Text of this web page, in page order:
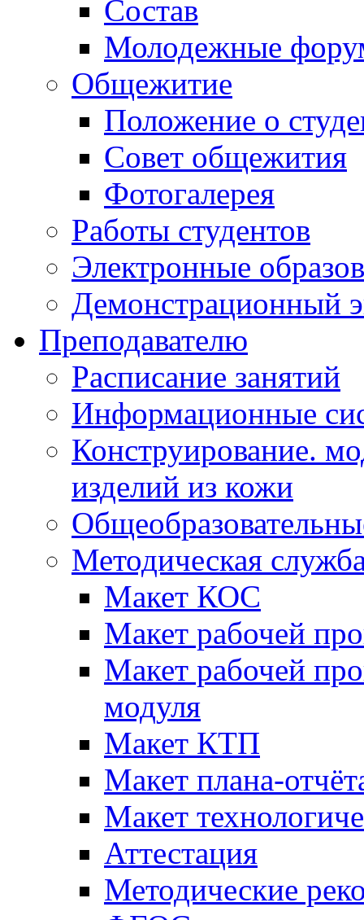
Состав
Молодежные
Общежитие
Положение о
Совет общежития
Фотогалерея
Работы студентов
Электронные
Демонстрационный
Преподавателю
Расписание занятий
Информационные
Конструирование.
изделий из кожи
Методическая
Макет КОС
Макет рабочей
Макет рабочей
модуля
Макет КТП
Макет плана-
Макет
Аттестация
Методические